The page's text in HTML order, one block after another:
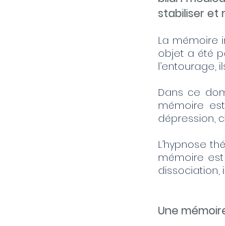
stabiliser et
La mémoire
objet a été
l’entourage,
Dans ce
mémoire
dépression,
L’hypnose
mémoire
dissociation,
Une